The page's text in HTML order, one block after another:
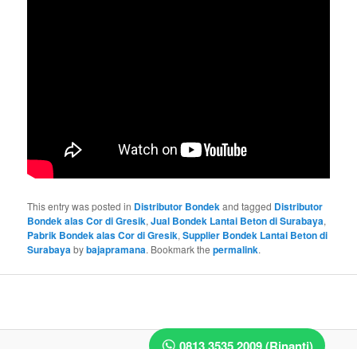
This entry was posted in Distributor Bondekand tagged Distributor
Bondek alas Cor di Gresik,Jual Bondek Lantai Beton di Surabaya,
Pabrik Bondek alas Cor di Gresik,Supplier Bondek Lantai Beton di
Surabayabybajapramana. Bookmark thepermalink.